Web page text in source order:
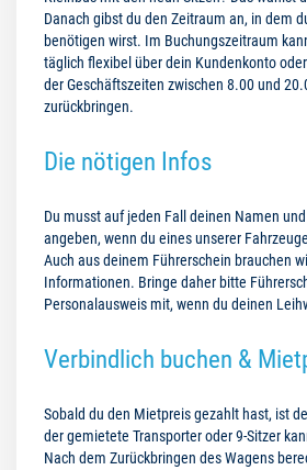
Danach gibst du den Zeitraum an, in dem
benötigen wirst. Im Buchungszeitraum
täglich flexibel über dein Kundenkonto
der Geschäftszeiten zwischen 8.00 und
zurückbringen.
Die nötigen Infos
Du musst auf jeden Fall deinen Namen
angeben, wenn du eines unserer
Auch aus deinem Führerschein brauchen
Informationen. Bringe daher bitte
Personalausweis mit, wenn du deinen
Verbindlich buchen &
Sobald du den Mietpreis gezahlt hast, ist
der gemietete Transporter oder 9-Sitzer
Nach dem Zurückbringen des Wagens